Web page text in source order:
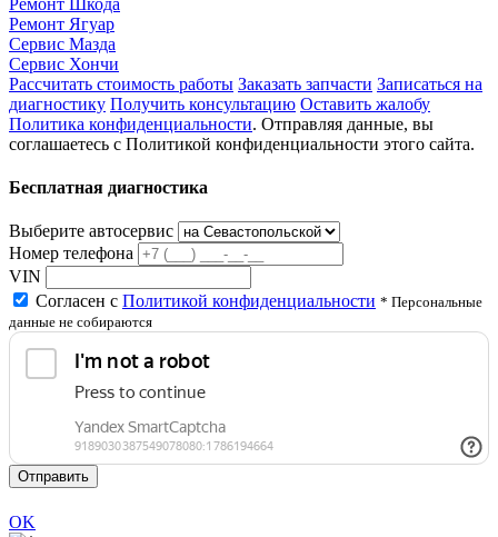
Ремонт Шкода
Ремонт Ягуар
Сервис Мазда
Сервис Хончи
Рассчитать стоимость работы Заказать запчасти Записаться на
диагностику Получить консультацию Оставить жалобу
Политика конфиденциальности. Отправляя данные, вы
соглашаетесь с Политикой конфиденциальности этого сайта.
Бесплатная диагностика
Выберите автосервис
Номер телефона
VIN
Согласен с Политикой конфиденциальности * Персональные
данные не собираются
Отправить
OK